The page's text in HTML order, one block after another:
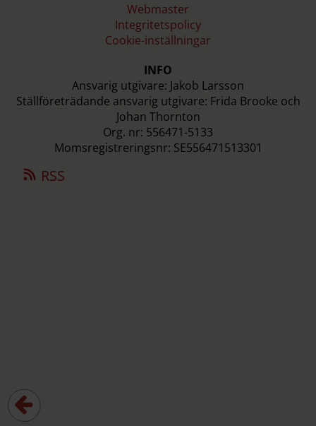
Webmaster
Integritetspolicy
Cookie-inställningar
INFO
Ansvarig utgivare: Jakob Larsson
Ställföreträdande ansvarig utgivare: Frida Brooke och
Johan Thornton
Org. nr: 556471-5133
Momsregistreringsnr: SE556471513301
RSS